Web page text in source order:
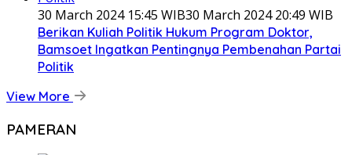
30 March 2024 15:45 WIB30 March 2024 20:49 WIB
Berikan Kuliah Politik Hukum Program Doktor,
Bamsoet Ingatkan Pentingnya Pembenahan Partai
Politik
View More
PAMERAN